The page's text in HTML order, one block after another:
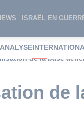
ISRAËL EN
ANALYSE
de la base
de